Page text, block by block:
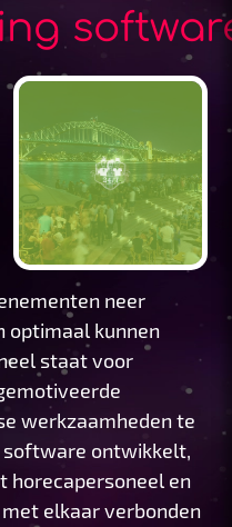
neer
optimaal kunnen
staat voor
werkzaamheden te
ontwikkelt,
horecapersoneel en
elkaar verbonden